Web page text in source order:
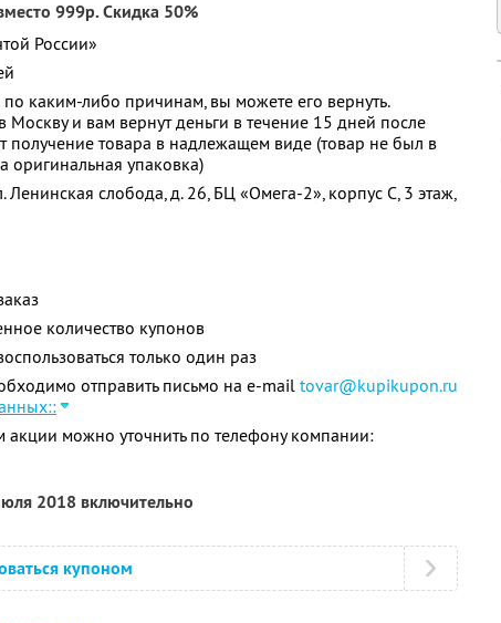
999р. Скидка 50%
России»
по каким-либо причинам, вы можете его вернуть.
Москву и вам вернут деньги в течение 15 дней после
получение товара в надлежащем виде (товар не был в
оригинальная упаковка)
Ленинская слобода, д. 26, БЦ «Омега-2», корпус С, 3 этаж,
количество купонов
только один раз
отправить письмо на e-mail tovar@kupikupon.ru
можно уточнить по телефону компании:
2018 включительно
купоном